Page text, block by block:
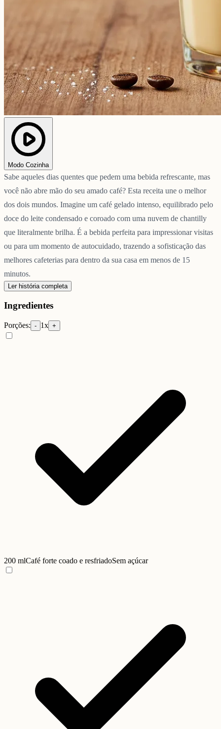
Modo Cozinha
Sabe aqueles dias quentes que pedem uma bebida refrescante, mas
você não abre mão do seu amado café? Esta receita une o melhor
dos dois mundos. Imagine um café gelado intenso, equilibrado pelo
doce do leite condensado e coroado com uma nuvem de chantilly
que literalmente brilha. É a bebida perfeita para impressionar visitas
ou para um momento de autocuidado, trazendo a sofisticação das
melhores cafeterias para dentro da sua casa em menos de 15
minutos.
Ler história completa
Ingredientes
Porções: - 1x +
200 mlCafé forte coado e resfriadoSem açúcar